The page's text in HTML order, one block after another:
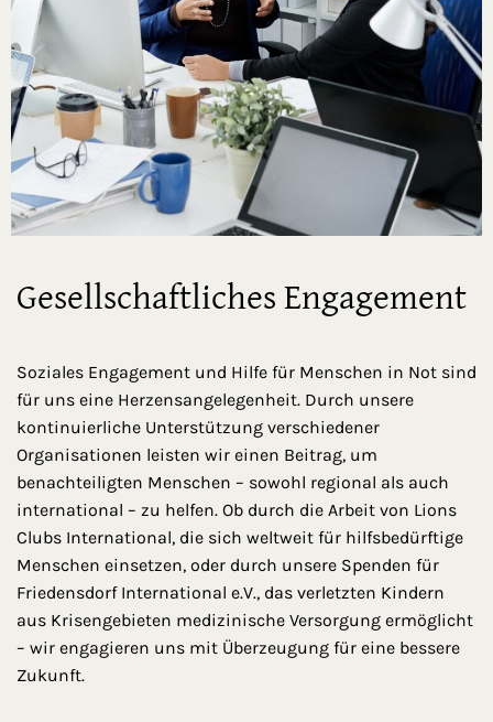
Gesellschaftliches Engagement
Soziales Engagement und Hilfe für Menschen in Not sind
für uns eine Herzensangelegenheit. Durch unsere
kontinuierliche Unterstützung verschiedener
Organisationen leisten wir einen Beitrag, um
benachteiligten Menschen – sowohl regional als auch
international – zu helfen. Ob durch die Arbeit von Lions
Clubs International, die sich weltweit für hilfsbedürftige
Menschen einsetzen, oder durch unsere Spenden für
Friedensdorf International e.V., das verletzten Kindern
aus Krisengebieten medizinische Versorgung ermöglicht
– wir engagieren uns mit Überzeugung für eine bessere
Zukunft.